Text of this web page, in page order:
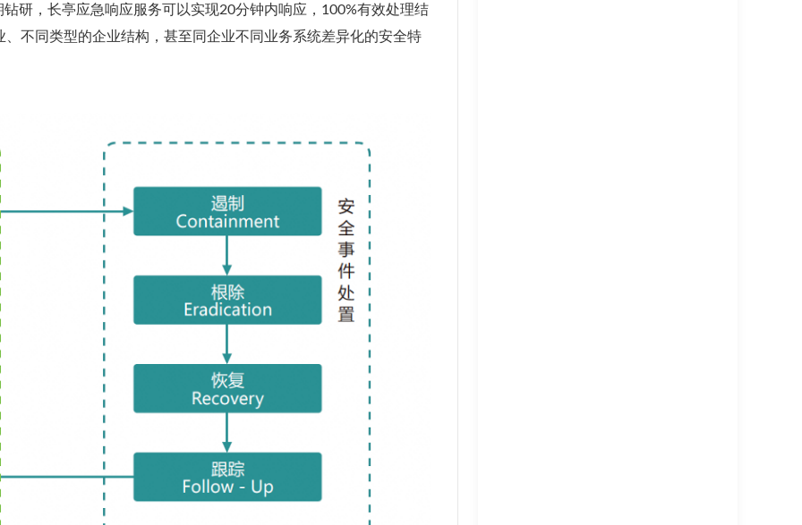
研，长亭应急响应服务可以实现20分钟内响应，100%有效处理结
不同类型的企业结构，甚至同企业不同业务系统差异化的安全特